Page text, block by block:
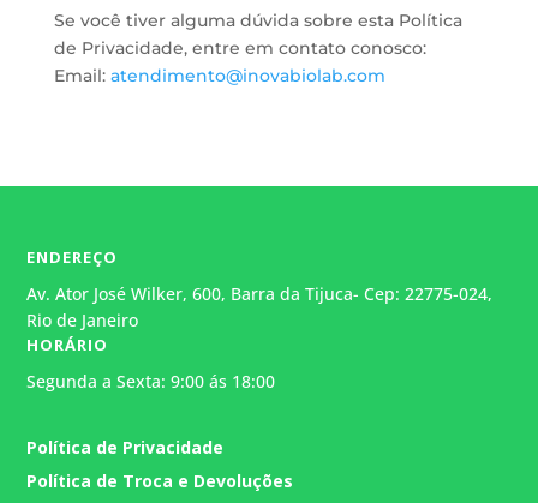
Se você tiver alguma dúvida sobre esta Política
de Privacidade, entre em contato conosco:
Email: atendimento@inovabiolab.com
ENDEREÇO
Av. Ator José Wilker, 600, Barra da Tijuca- Cep: 22775-024,
Rio de Janeiro
HORÁRIO
Segunda a Sexta: 9:00 ás 18:00
Política de Privacidade
Política de Troca e Devoluções
Geralmente responde em alguns